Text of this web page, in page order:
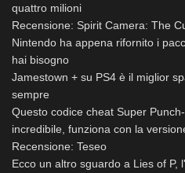
quattro milioni
Recensione: Spirit Camera: The
Nintendo ha appena rifornito i
hai bisogno
Jamestown + su PS4 è il miglior
sempre
Questo codice cheat Super
incredibile, funziona con la
Recensione: Teseo
Ecco un altro sguardo a Lies of P,